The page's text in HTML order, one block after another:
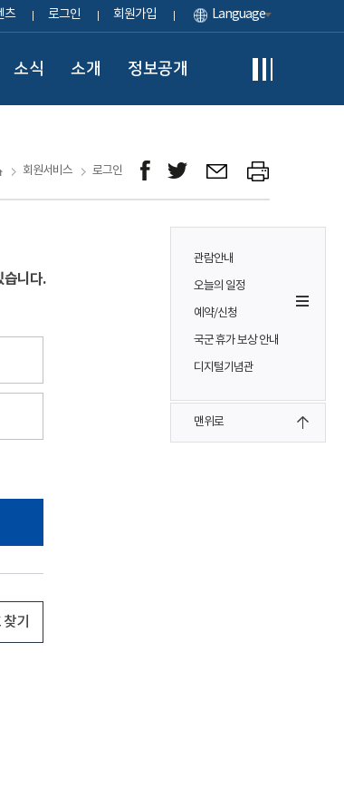
츠 로그인 회원가입 Language
소식 소개 정보공개
관람안내
오늘의 일정
예약/신청
국군 휴가 보상 안내
디지털기념관
맨위로
회원서비스 로그인
습니다.
기